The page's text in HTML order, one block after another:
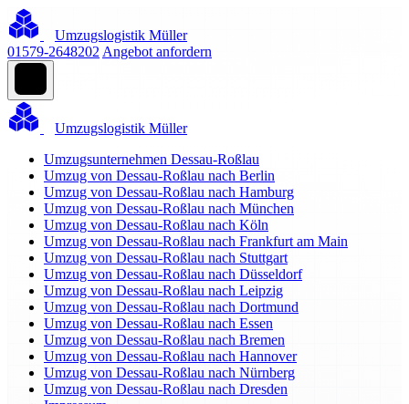
Umzugslogistik Müller
01579-2648202 Angebot anfordern
Umzugslogistik Müller
Umzugsunternehmen Dessau-Roßlau
Umzug von Dessau-Roßlau nach Berlin
Umzug von Dessau-Roßlau nach Hamburg
Umzug von Dessau-Roßlau nach München
Umzug von Dessau-Roßlau nach Köln
Umzug von Dessau-Roßlau nach Frankfurt am Main
Umzug von Dessau-Roßlau nach Stuttgart
Umzug von Dessau-Roßlau nach Düsseldorf
Umzug von Dessau-Roßlau nach Leipzig
Umzug von Dessau-Roßlau nach Dortmund
Umzug von Dessau-Roßlau nach Essen
Umzug von Dessau-Roßlau nach Bremen
Umzug von Dessau-Roßlau nach Hannover
Umzug von Dessau-Roßlau nach Nürnberg
Umzug von Dessau-Roßlau nach Dresden